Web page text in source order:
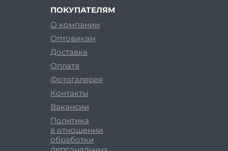
ПОКУПАТЕЛЯМ
О компании
Оптовикам
Доставка
Оплата
Фотогалерея
Контакты
Вакансии
Политика
в отношении
обработки